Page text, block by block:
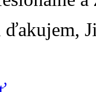
ďakujem,